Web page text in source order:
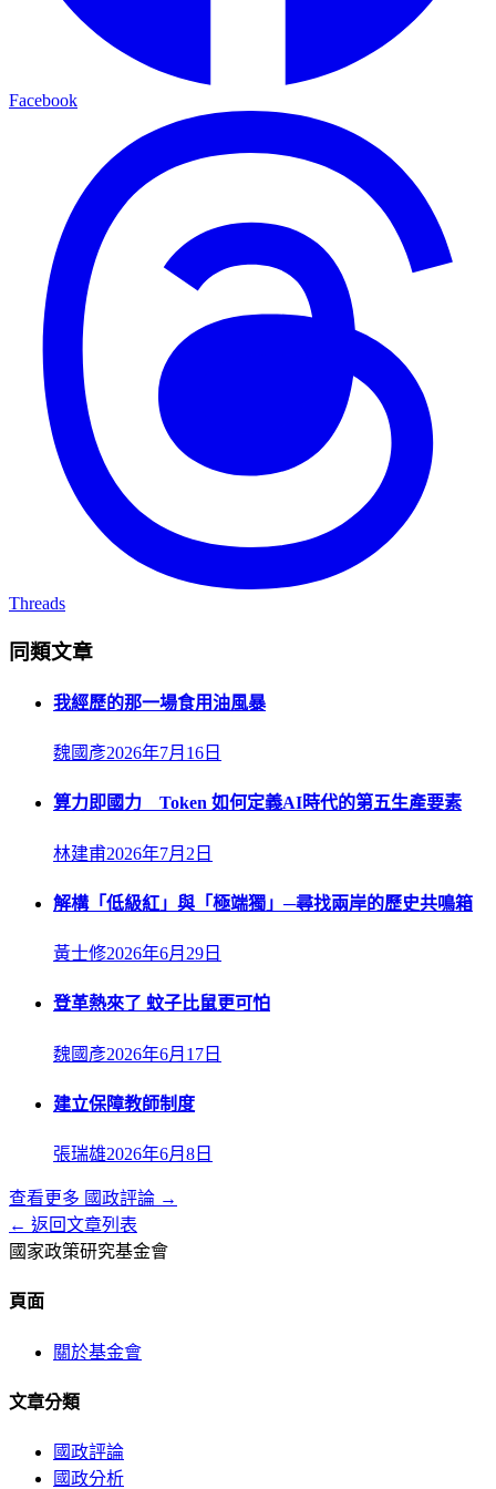
Facebook
Threads
同類文章
我經歷的那一場食用油風暴
魏國彥2026年7月16日
算力即國力 Token 如何定義AI時代的第五生產要素
林建甫2026年7月2日
解構「低級紅」與「極端獨」─尋找兩岸的歷史共鳴箱
黃士修2026年6月29日
登革熱來了 蚊子比鼠更可怕
魏國彥2026年6月17日
建立保障教師制度
張瑞雄2026年6月8日
查看更多 國政評論 →
← 返回文章列表
國家政策研究基金會
頁面
關於基金會
文章分類
國政評論
國政分析